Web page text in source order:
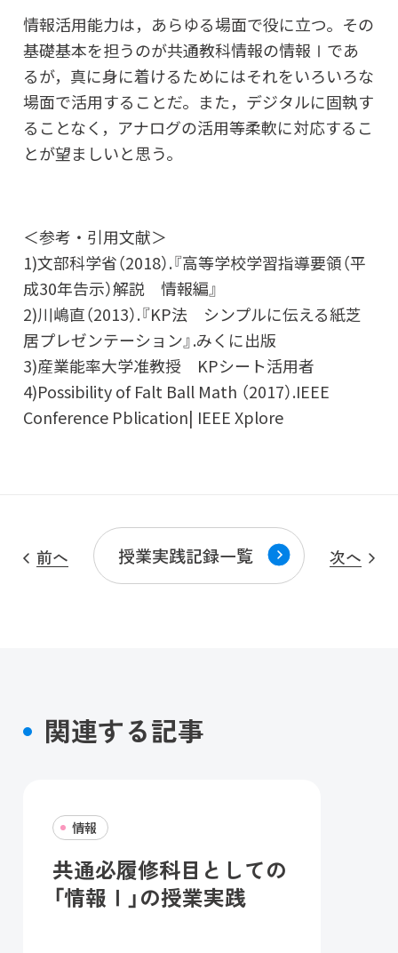
情報活用能力は，あらゆる場面で役に立つ。その
基礎基本を担うのが共通教科情報の情報Ⅰであ
るが，真に身に着けるためにはそれをいろいろな
場面で活用することだ。また，デジタルに固執す
ることなく，アナログの活用等柔軟に対応するこ
とが望ましいと思う。
＜参考・引用文献＞
1)文部科学省（2018）.『高等学校学習指導要領（平
成30年告示）解説 情報編』
2)川嶋直（2013）.『KP法 シンプルに伝える紙芝
居プレゼンテーション』.みくに出版
3)産業能率大学准教授 KPシート活用者
4)Possibility of Falt Ball Math （2017）.IEEE
Conference Pblication| IEEE Xplore
前へ 授業実践記録一覧 次へ
関連する記事
情報
共通必履修科目としての
「情報Ⅰ」の授業実践